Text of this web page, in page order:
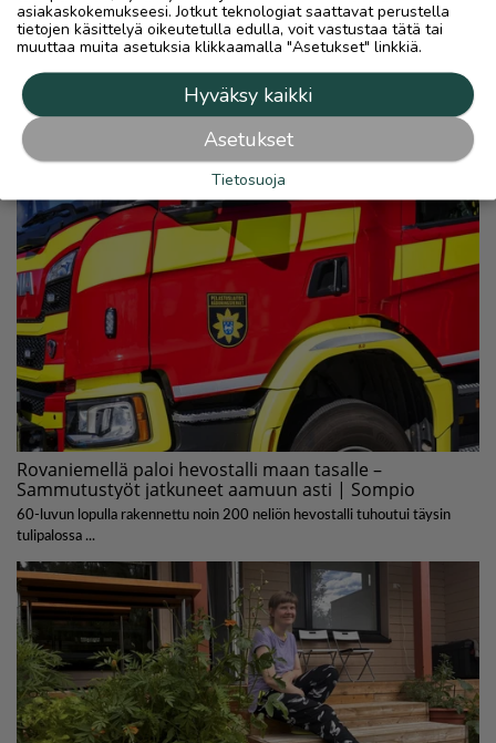
asiakaskokemukseesi. Jotkut teknologiat saattavat perustella
tietojen käsittelyä oikeutetulla edulla, voit vastustaa tätä tai
muuttaa muita asetuksia klikkaamalla "Asetukset" linkkiä.
Hyväksy kaikki
Asetukset
Tietosuoja